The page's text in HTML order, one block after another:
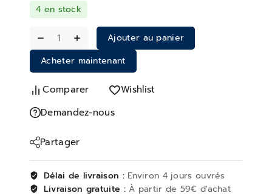
4 en stock
Ajouter au panier
Acheter maintenant
Comparer
Wishlist
Demandez-nous
Partager
Délai de livraison : Environ 4 jours ouvrés
Livraison gratuite :À partir de 59€ d'achat